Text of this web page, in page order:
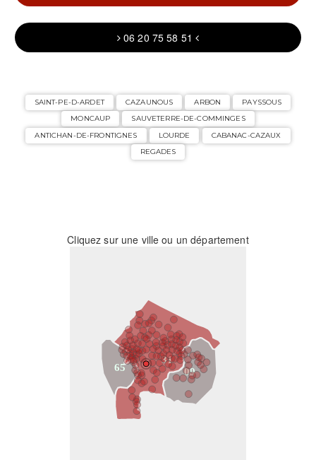
06 20 75 58 51
SAINT-PE-D-ARDET CAZAUNOUS ARBON
PAYSSOUS
MONCAUP
SAUVETERRE-DE-COMMINGES
ANTICHAN-DE-FRONTIGNES
LOURDE
CABANAC-CAZAUX
REGADES
Cliquez sur une ville ou un département
31
09
65